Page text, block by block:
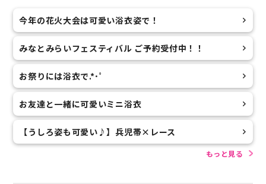
今年の花火大会は可愛い浴衣姿で！
みなとみらいフェスティバル ご予約受付中！！
お祭りには浴衣で.*･ﾟ
お友達と一緒に可愛いミニ浴衣
【うしろ姿も可愛い♪】兵児帯×レース
もっと見る